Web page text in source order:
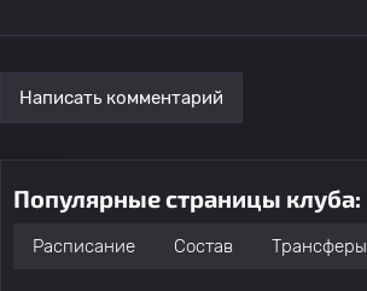
Написать комментарий
Популярные страницы клуба:
Расписание Состав Трансферы